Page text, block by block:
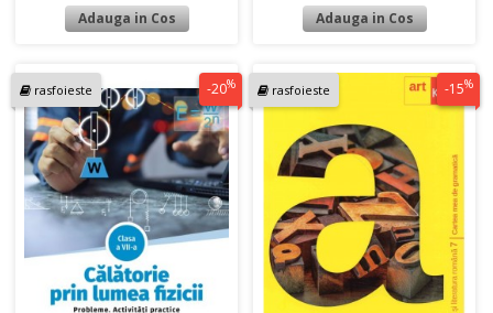
rasfoieste -20% rasfoieste -15%